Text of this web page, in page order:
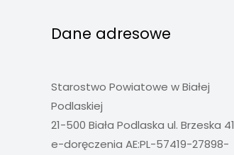
Dane adresowe
Starostwo Powiatowe w Białej
Podlaskiej
21-500 Biała Podlaska ul. Brzeska 41
e-doręczenia AE:PL-57419-27898-